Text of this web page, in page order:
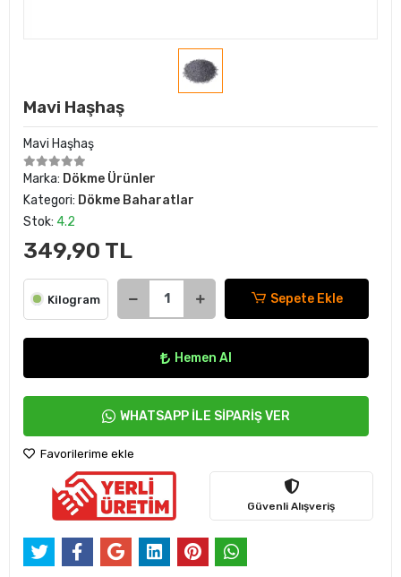
Mavi Haşhaş
Mavi Haşhaş
Marka: Dökme Ürünler
Kategori: Dökme Baharatlar
Stok: 4.2
349,90 TL
Kilogram Sepete Ekle
Hemen Al
WHATSAPP İLE SİPARİŞ VER
Favorilerime ekle
Güvenli Alışveriş